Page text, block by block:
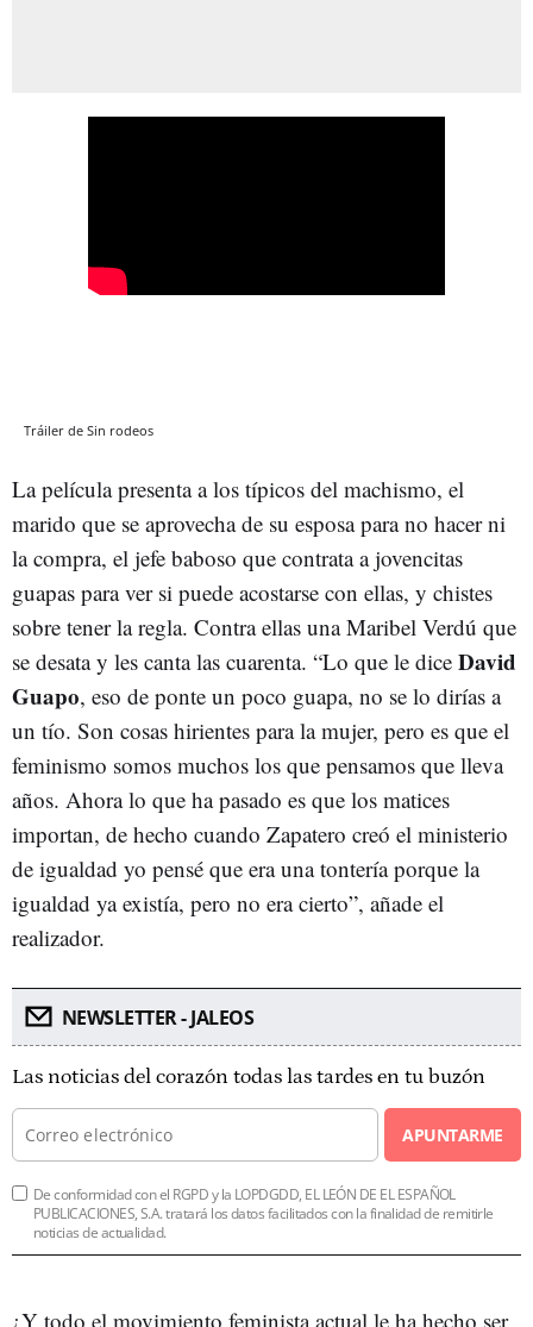
Tráiler de Sin rodeos
La película presenta a los típicos del machismo, el
marido que se aprovecha de su esposa para no hacer ni
la compra, el jefe baboso que contrata a jovencitas
guapas para ver si puede acostarse con ellas, y chistes
sobre tener la regla. Contra ellas una Maribel Verdú que
se desata y les canta las cuarenta. “Lo que le dice David
Guapo, eso de ponte un poco guapa, no se lo dirías a
un tío. Son cosas hirientes para la mujer, pero es que el
feminismo somos muchos los que pensamos que lleva
años. Ahora lo que ha pasado es que los matices
importan, de hecho cuando Zapatero creó el ministerio
de igualdad yo pensé que era una tontería porque la
igualdad ya existía, pero no era cierto”, añade el
realizador.
NEWSLETTER - JALEOS
Las noticias del corazón todas las tardes en tu buzón
APUNTARME
De conformidad con el RGPD y la LOPDGDD, EL LEÓN DE EL ESPAÑOL
PUBLICACIONES, S.A. tratará los datos facilitados con la finalidad de remitirle
noticias de actualidad.
¿Y todo el movimiento feminista actual le ha hecho ser